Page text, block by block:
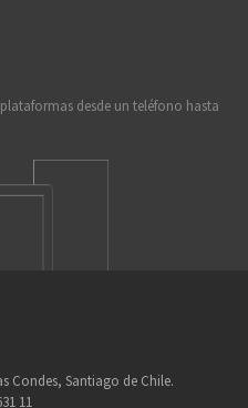
desde un teléfono hasta
Condes, Santiago de Chile.
11